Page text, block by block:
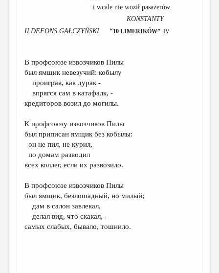
ПЕРЕВОДЫ
КОНКУРСЫ
ДЕТСКАЯ КОМНАТА
КНИЖНАЯ ПОЛКА
ОБЗОР ЛИТЕРАТУРЫ
СТРАНИЦЫ ПАМЯТИ
КОЛОНКА РЕДАКТОРА
РЕДКОЛЛЕГИЯ
ОТ РЕДАКЦИИ
i wcale nie woził pasażerów.
KONSTANTY
ILDEFONS GAŁCZYŃSKI “10 LIMERIKÓW” IV
В профсоюзе извозчиков Пилы
был ямщик невезучий: кобылу
проиграв, как дурак -
впрягся сам в катафалк, -
кредиторов возил до могилы.
К профсоюзу извозчиков Пилы
был приписан ямщик без кобылы:
он не пил, не курил,
по домам разводил
всех коллег, если их развозило.
В профсоюзе извозчиков Пилы
был ямщик, безлошадный, но милый;
дам в салон завлекал,
делал вид, что скакал, -
самых слабых, бывало, тошнило.